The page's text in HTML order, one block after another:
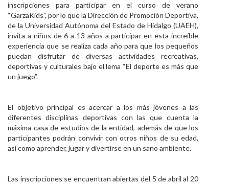
Aspirantes
Personal
Alumni
Visitantes
inscripciones para participar en el curso de verano
“GarzaKids”, por lo que la Dirección de Promoción Deportiva,
de la Universidad Autónoma del Estado de Hidalgo (UAEH),
invita a niños de 6 a 13 años a participar en esta increíble
experiencia que se realiza cada año para que los pequeños
puedan disfrutar de diversas actividades recreativas,
deportivas y culturales bajo el lema “El deporte es más que
un juego”.
El objetivo principal es acercar a los más jóvenes a las
diferentes disciplinas deportivas con las que cuenta la
máxima casa de estudios de la entidad, además de que los
participantes podrán convivir con otros niños de su edad,
así como aprender, jugar y divertirse en un sano ambiente.
Las inscripciones se encuentran abiertas del 5 de abril al 20